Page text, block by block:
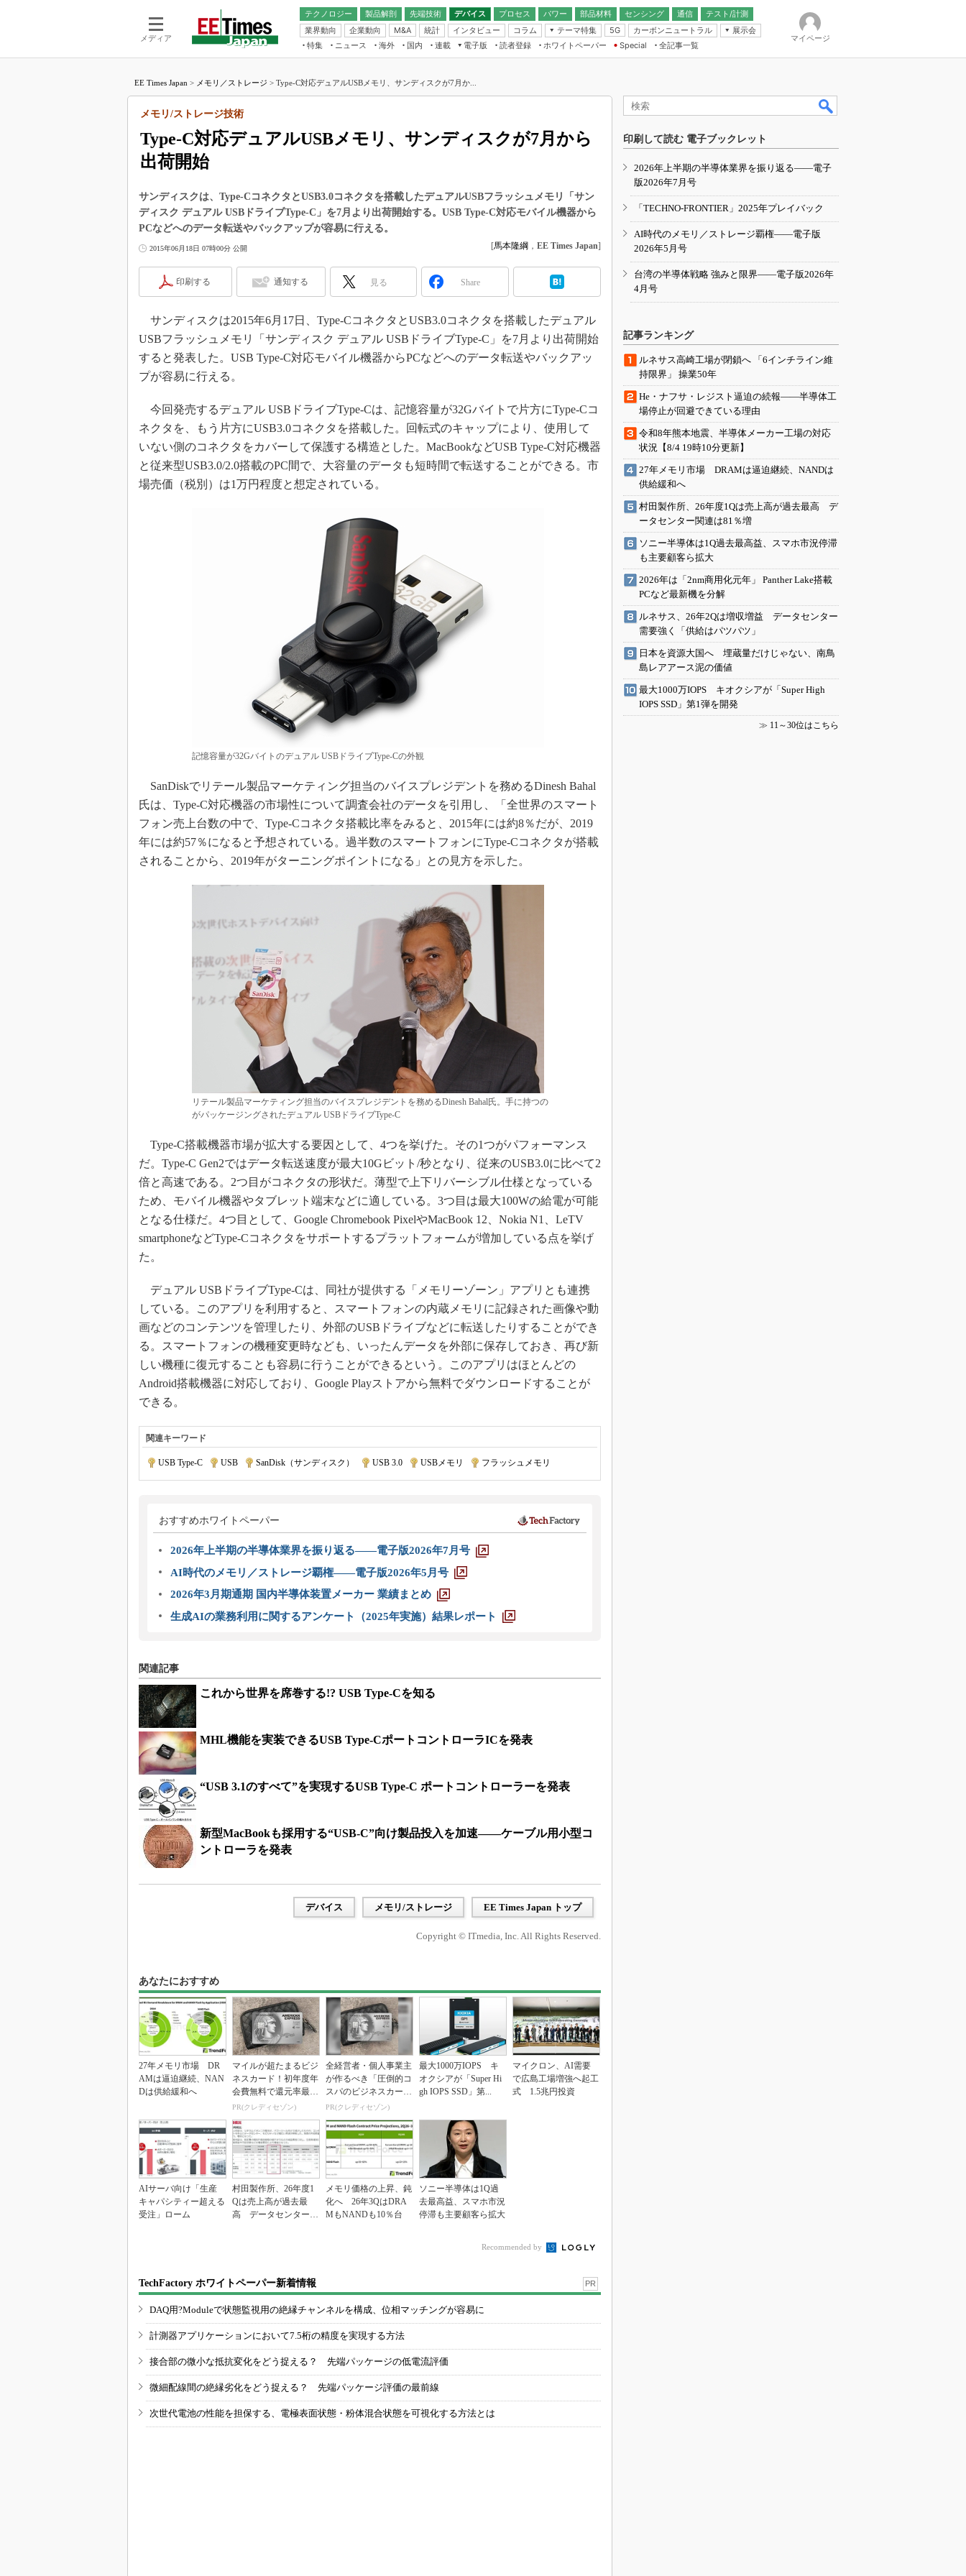
メディア
テクノロジー 製品解剖
先端技術
電池／エネルギー
デバイス
アナログ
LSI
マイコン
プロセス パワー 部品材料 センシング
通信
無線
テスト/計測
業界動向
企業動向 M&A 統計 インタビュー コラム
テーマ特集
フィジカルAI
読者調査（EE Times Research）
電源設計（EDN Japan）
5G カーボンニュートラル
展示会
IoT・エッジコンピューティング
EXPO
TECHNO-FRONTIER
人とくるま展
特集 ニュース 海外 国内
連載
福田昭のデバイス通信
学漂流記
世界を「数字」で回してみよう
この10年で起こったこと、次の10年
で起こること
光伝送技術を知る
“異端児エンジニア”が仕掛けた社内
改革、執念の180日
JASA発IoT通信
IHSアナリスト「未来展望」
「英語に愛されないエンジニア」の
ための新行動論
電子版
電子ブックレット
読者登録 ホワイトペーパー
Special
全記事一覧
マイページ
EE Times Japan > メモリ／ストレージ > Type-C対応デュアルUSBメモリ、サンディスクが7月か...
Type-C対応デュアルUSBメモリ、サンディスクが7月から
出荷開始
メモリ/ストレージ技術
サンディスクは、Type-CコネクタとUSB3.0コネクタを搭載したデュアルUSBフラッシュメモリ「サン
ディスク デュアル USBドライブType-C」を7月より出荷開始する。USB Type-C対応モバイル機器から
PCなどへのデータ転送やバックアップが容易に行える。
2015年06月18日 07時00分 公開 [馬本隆綱 ， EE Times Japan]
印刷する 通知する 見る Share
サンディスクは2015年6月17日、Type-CコネクタとUSB3.0コネクタを搭載したデュアル
USBフラッシュメモリ「サンディスク デュアル USBドライブType-C」を7月より出荷開始
すると発表した。USB Type-C対応モバイル機器からPCなどへのデータ転送やバックアッ
プが容易に行える。
今回発売するデュアル USBドライブType-Cは、記憶容量が32Gバイトで片方にType-Cコ
ネクタを、もう片方にUSB3.0コネクタを搭載した。回転式のキャップにより、使用して
いない側のコネクタをカバーして保護する構造とした。MacBookなどUSB Type-C対応機器
と従来型USB3.0/2.0搭載のPC間で、大容量のデータも短時間で転送することができる。市
場売価（税別）は1万円程度と想定されている。
記憶容量が32Gバイトのデュアル USBドライブType-Cの外観
SanDiskでリテール製品マーケティング担当のバイスプレジデントを務めるDinesh Bahal
氏は、Type-C対応機器の市場性について調査会社のデータを引用し、「全世界のスマート
フォン売上台数の中で、Type-Cコネクタ搭載比率をみると、2015年には約8％だが、2019
年には約57％になると予想されている。過半数のスマートフォンにType-Cコネクタが搭載
されることから、2019年がターニングポイントになる」との見方を示した。
リテール製品マーケティング担当のバイスプレジデントを務めるDinesh Bahal氏。手に持つの
がパッケージングされたデュアル USBドライブType-C
Type-C搭載機器市場が拡大する要因として、4つを挙げた。その1つがパフォーマンス
だ。Type-C Gen2ではデータ転送速度が最大10Gビット/秒となり、従来のUSB3.0に比べて2
倍と高速である。2つ目がコネクタの形状だ。薄型で上下リバーシブル仕様となっている
ため、モバイル機器やタブレット端末などに適している。3つ目は最大100Wの給電が可能
となる仕様だ。4つ目として、Google Chromebook PixelやMacBook 12、Nokia N1、LeTV
smartphoneなどType-Cコネクタをサポートするプラットフォームが増加している点を挙げ
た。
デュアル USBドライブType-Cは、同社が提供する「メモリーゾーン」アプリとも連携
している。このアプリを利用すると、スマートフォンの内蔵メモリに記録された画像や動
画などのコンテンツを管理したり、外部のUSBドライブなどに転送したりすることができ
る。スマートフォンの機種変更時なども、いったんデータを外部に保存しておき、再び新
しい機種に復元することも容易に行うことができるという。このアプリはほとんどの
Android搭載機器に対応しており、Google Playストアから無料でダウンロードすることが
できる。
関連キーワード
USB Type-C USB SanDisk（サンディスク） USB 3.0 USBメモリ フラッシュメモリ
おすすめホワイトペーパー
2026年上半期の半導体業界を振り返る――電子版2026年7月号
AI時代のメモリ／ストレージ覇権――電子版2026年5月号
2026年3月期通期 国内半導体装置メーカー 業績まとめ
生成AIの業務利用に関するアンケート（2025年実施）結果レポート
関連記事
これから世界を席巻する!? USB Type-Cを知る
MHL機能を実装できるUSB Type-CポートコントローラICを発表
“USB 3.1のすべて”を実現するUSB Type-C ポートコントローラーを発表
新型MacBookも採用する“USB-C”向け製品投入を加速――ケーブル用小型コ
ントローラを発表
デバイス メモリ/ストレージ EE Times Japan トップ
Copyright © ITmedia, Inc. All Rights Reserved.
あなたにおすすめ
27年メモリ市場 DR
AMは逼迫継続、NAN
Dは供給緩和へ
マイルが超たまるビジ
ネスカード！初年度年
会費無料で還元率最大
1.125%
PR(クレディセゾン)
全経営者・個人事業主
が作るべき「圧倒的コ
スパのビジネスカー
ド」
PR(クレディセゾン)
最大1000万IOPS キ
オクシアが「Super Hi
gh IOPS SSD」第...
マイクロン、AI需要
で広島工場増強へ起工
式 1.5兆円投資
AIサーバ向け「生産
キャパシティー超える
受注」ローム
村田製作所、26年度1
Qは売上高が過去最
高 データセンター関
メモリ価格の上昇、鈍
化へ 26年3QはDRA
MもNANDも10％台
ソニー半導体は1Q過
去最高益、スマホ市況
停滞も主要顧客ら拡大
Recommended by
TechFactory ホワイトペーパー新着情報 PR
DAQ用?Moduleで状態監視用の絶縁チャンネルを構成、位相マッチングが容易に
計測器アプリケーションにおいて7.5桁の精度を実現する方法
接合部の微小な抵抗変化をどう捉える？ 先端パッケージの低電流評価
微細配線間の絶縁劣化をどう捉える？ 先端パッケージ評価の最前線
次世代電池の性能を担保する、電極表面状態・粉体混合状態を可視化する方法とは
印刷して読む 電子ブックレット
2026年上半期の半導体業界を振り返る――電子
版2026年7月号
「TECHNO-FRONTIER」2025年プレイバック
AI時代のメモリ／ストレージ覇権――電子版
2026年5月号
台湾の半導体戦略 強みと限界――電子版2026年
4月号
記事ランキング
ルネサス高崎工場が閉鎖へ 「6インチライン維
持限界」 操業50年
He・ナフサ・レジスト逼迫の続報――半導体工
場停止が回避できている理由
令和8年熊本地震、半導体メーカー工場の対応
状況【8/4 19時10分更新】
27年メモリ市場 DRAMは逼迫継続、NANDは
供給緩和へ
村田製作所、26年度1Qは売上高が過去最高 デ
ータセンター関連は81％増
ソニー半導体は1Q過去最高益、スマホ市況停滞
も主要顧客ら拡大
2026年は「2nm商用化元年」 Panther Lake搭載
PCなど最新機を分解
ルネサス、26年2Qは増収増益 データセンター
需要強く「供給はパツパツ」
日本を資源大国へ 埋蔵量だけじゃない、南鳥
島レアアース泥の価値
最大1000万IOPS キオクシアが「Super High
IOPS SSD」第1弾を開発
≫ 11～30位はこちら